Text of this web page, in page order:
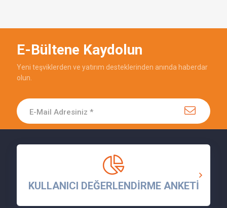
E-Bültene Kaydolun
Yeni teşviklerden ve yatırım desteklerinden anında haberdar
olun.
KULLANICI DEĞERLENDİRME ANKETİ